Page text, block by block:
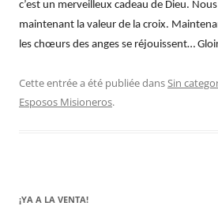
c’est un merveilleux cadeau de Dieu.
maintenant la valeur de la croix.
les chœurs des anges se réjouissent…
Cette entrée a été publiée dansSin
Esposos Misioneros.
¡YA A LA VENTA!